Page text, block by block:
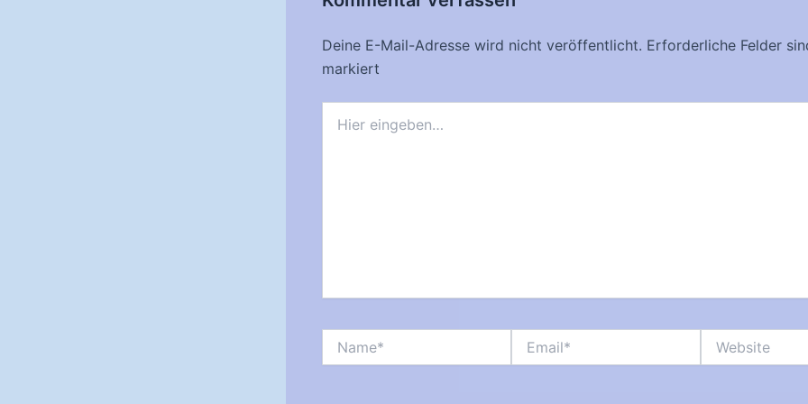
Deine E-Mail-Adresse wird nicht veröffentlicht. Erforderliche Felder
markiert
eingeben…